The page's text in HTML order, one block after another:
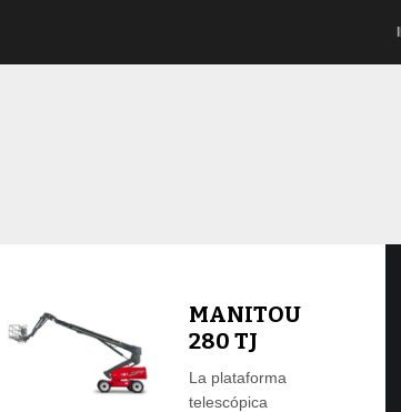
MANITOU
280 TJ
La plataforma
telescópica